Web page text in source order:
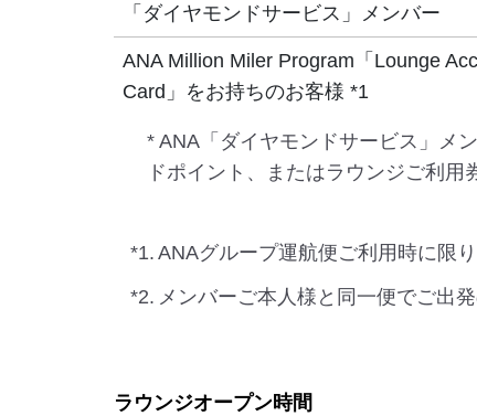
「ダイヤモンドサービス」メンバー
ANA Million Miler Program「Lounge
Card」をお持ちのお客様 *1
* ANA「ダイヤモンドサービス」メ
ドポイント、またはラウンジご利用
*1. ANAグループ運航便ご利用時に限り
*2. メンバーご本人様と同一便でご出
ラウンジオープン時間